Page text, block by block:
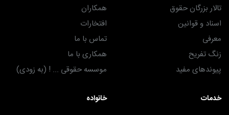
تالار بزرگان حقوق
اسناد و قوانین
معرفی
زنگ تفریح
پیوندهای مفید
همکاران
افتخارات
تماس با ما
همکاری با ما
موسسه حقوقی ... ! (به زودی)
خدمات خانواده